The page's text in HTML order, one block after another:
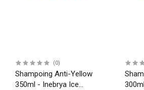
(0)
Shampoing Anti-Yellow
350ml - Inebrya Ice